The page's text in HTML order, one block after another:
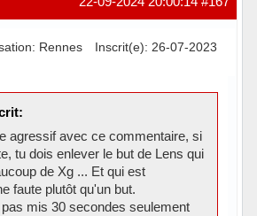
Rennes
Inscrit(e): 26-07-2023
agressif avec ce commentaire, si
tu dois enlever le but de Lens qui
de Xg ... Et qui est
faute plutôt qu'un but.
mis 30 secondes seulement